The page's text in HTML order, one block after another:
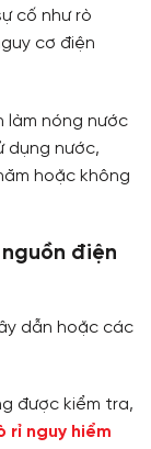
cố như rò
cơ điện
làm nóng nước
dụng nước,
hoặc không
điện
dẫn hoặc các
được kiểm tra,
rỉ nguy hiểm